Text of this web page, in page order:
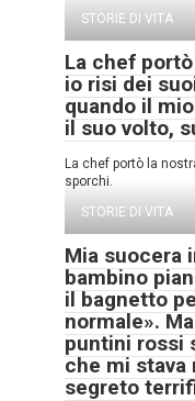
STORIE DI VITA
La chef
io risi dei
quando il
il suo volto,
La chef portò la
sporchi.
STORIE DI VITA
Mia suocera
bambino
il bagnetto
normale».
puntini rossi
che mi stava
segreto